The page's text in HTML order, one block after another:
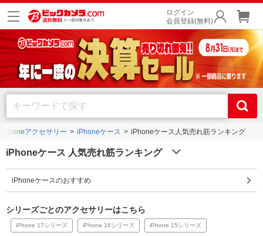
ログイン
会員登録(無料)
iPhoneアクセサリー iPhoneケース iPhoneケース人気売れ筋ランキング
iPhoneケース 人気売れ筋ランキング
iPhoneケースのおすすめ
シリーズごとのアクセサリーはこちら
iPhone 17シリーズ iPhone 16シリーズ iPhone 15シリーズ